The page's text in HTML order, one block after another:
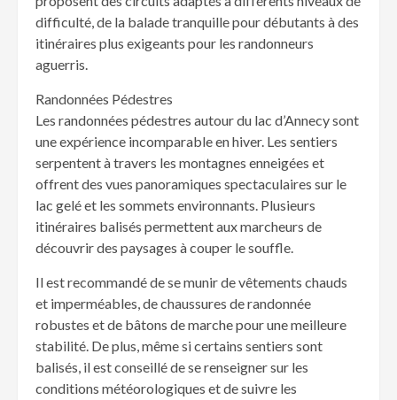
difficulté, de la balade tranquille pour débutants à des
itinéraires plus exigeants pour les randonneurs
aguerris.
Randonnées Pédestres
Les randonnées pédestres autour du lac d’Annecy sont
une expérience incomparable en hiver. Les sentiers
serpentent à travers les montagnes enneigées et
offrent des vues panoramiques spectaculaires sur le
lac gelé et les sommets environnants. Plusieurs
itinéraires balisés permettent aux marcheurs de
découvrir des paysages à couper le souffle.
Il est recommandé de se munir de vêtements chauds
et imperméables, de chaussures de randonnée
robustes et de bâtons de marche pour une meilleure
stabilité. De plus, même si certains sentiers sont
balisés, il est conseillé de se renseigner sur les
conditions météorologiques et de suivre les